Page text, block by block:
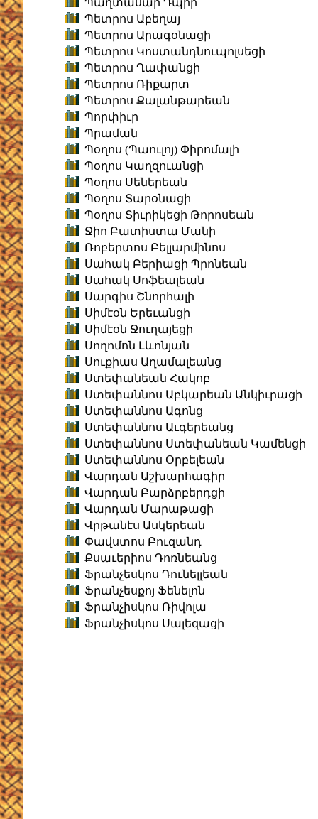
Պաղտասար Դպիր
Պետրոս Աբեղայ
Պետրոս Արագօնացի
Պետրոս Կոստանդնուպոլսեցի
Պետրոս Ղափանցի
Պետրոս Ռիքարտ
Պետրոս Քալանթարեան
Պորփիւր
Պրաման
Պօղոս (Պաուլոյ) Փիրոմալի
Պօղոս Կաղզուանցի
Պօղոս Սեներեան
Պօղոս Տարօնացի
Պօղոս Տիւրիկեցի Թորոսեան
Ջիո Բատիստա Մանի
Ռոբերտոս Բելլարմինոս
Սահակ Բերիացի Պրոնեան
Սահակ Սոֆեալեան
Սարգիս Շնորհալի
Սիմէօն Երեւանցի
Սիմէօն Ջուղայեցի
Սողոմոն Լևոնյան
Սուքիաս Աղամալեանց
Ստեփանեան Հակոբ
Ստեփաննոս Աբկարեան Անկիւրացի
Ստեփաննոս Ագոնց
Ստեփաննոս Աւգերեանց
Ստեփաննոս Ստեփանեան Կամենցի
Ստեփաննոս Օրբելեան
Վարդան Աշխարհագիր
Վարդան Բարձրբերդցի
Վարդան Մարաթացի
Վրթանէս Ասկերեան
Փավստոս Բուզանդ
Քսաւերիոս Դոռնեանց
Ֆրանչեսկոս Դունելլեան
Ֆրանչեսքոյ Ֆենելոն
Ֆրանչիսկոս Ռիվոլա
Ֆրանչիսկոս Սալեզացի